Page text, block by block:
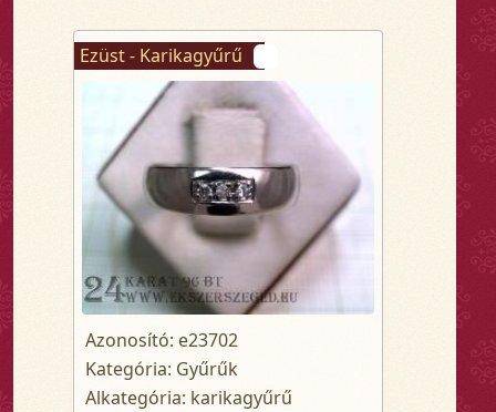
Ezüst - Karikagyűrű
Azonosító: e23702
Kategória: Gyűrűk
Alkategória: karikagyűrű